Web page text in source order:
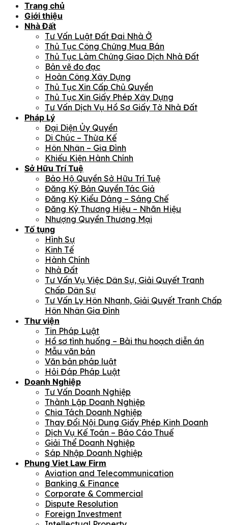
Trang chủ
Giới thiệu
Nhà Đất
Tư Vấn Luật Đất Đai Nhà Ở
Thủ Tục Công Chứng Mua Bán
Thủ Tục Làm Chứng Giao Dịch Nhà Đất
Bản vẽ đo đạc
Hoàn Công Xây Dựng
Thủ Tục Xin Cấp Chủ Quyền
Thủ Tục Xin Giấy Phép Xây Dựng
Tư Vấn Dịch Vụ Hồ Sơ Giấy Tờ Nhà Đất
Pháp Lý
Đại Diện Ủy Quyền
Di Chúc – Thừa Kế
Hôn Nhân – Gia Đình
Khiếu Kiện Hành Chính
Sở Hữu Trí Tuệ
Bảo Hộ Quyền Sở Hữu Trí Tuệ
Đăng Ký Bản Quyền Tác Giả
Đăng Ký Kiểu Dáng – Sáng Chế
Đăng Ký Thương Hiệu – Nhãn Hiệu
Nhượng Quyền Thương Mại
Tố tụng
Hình Sự
Kinh Tế
Hành Chính
Nhà Đất
Tư Vấn Vụ Việc Dân Sự, Giải Quyết Tranh
Chấp Dân Sự
Tư Vấn Ly Hôn Nhanh, Giải Quyết Tranh Chấp
Hôn Nhân Gia Đình
Thư viện
Tin Pháp Luật
Hồ sơ tình huống – Bài thu hoạch diễn án
Mẫu văn bản
Văn bản pháp luật
Hỏi Đáp Pháp Luật
Doanh Nghiệp
Tư Vấn Doanh Nghiệp
Thành Lập Doanh Nghiệp
Chia Tách Doanh Nghiệp
Thay Đổi Nội Dung Giấy Phép Kinh Doanh
Dịch Vụ Kế Toán – Báo Cáo Thuế
Giải Thể Doanh Nghiệp
Sáp Nhập Doanh Nghiệp
Phung Viet Law Firm
Aviation and Telecommunication
Banking & Finance
Corporate & Commercial
Dispute Resolution
Foreign Investment